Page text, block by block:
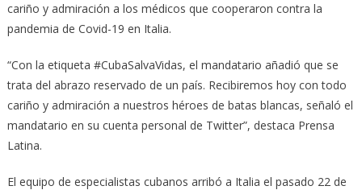
cariño y admiración a los médicos que cooperaron contra la
pandemia de Covid-19 en Italia.
“Con la etiqueta #CubaSalvaVidas, el mandatario añadió que se
trata del abrazo reservado de un país. Recibiremos hoy con todo
cariño y admiración a nuestros héroes de batas blancas, señaló el
mandatario en su cuenta personal de Twitter”, destaca Prensa
Latina.
El equipo de especialistas cubanos arribó a Italia el pasado 22 de